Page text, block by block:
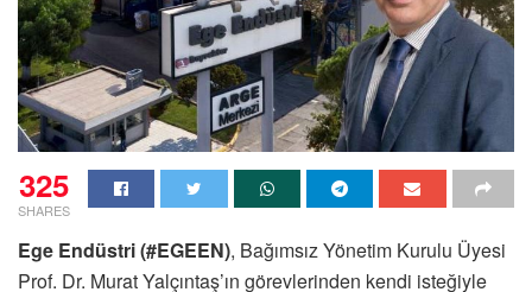
325
SHARES
Ege Endüstri (#EGEEN), Bağımsız Yönetim Kurulu Üyesi
Prof. Dr. Murat Yalçıntaş’ın görevlerinden kendi isteğiyle